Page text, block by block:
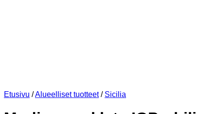
Etusivu /Alueelliset tuotteet / Sicilia